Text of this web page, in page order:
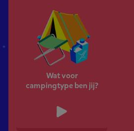
Wat voor
campingtype ben jij?